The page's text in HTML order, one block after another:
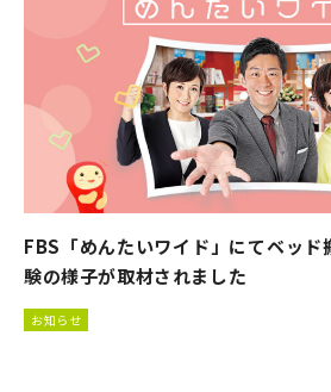
FBS「めんたいワイド」にてベッド
験の様子が取材されました
お知らせ